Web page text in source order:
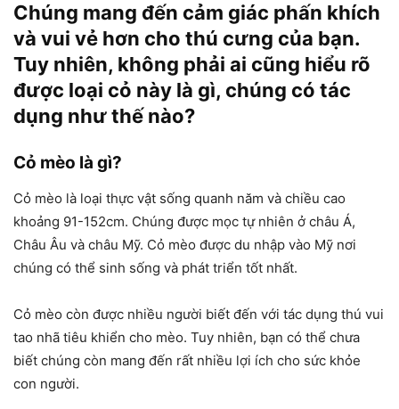
Chúng mang đến cảm giác phấn khích
và vui vẻ hơn cho thú cưng của bạn.
Tuy nhiên, không phải ai cũng hiểu rõ
được loại cỏ này là gì, chúng có tác
dụng như thế nào?
Cỏ mèo là gì?
Cỏ mèo là loại thực vật sống quanh năm và chiều cao
khoảng 91-152cm. Chúng được mọc tự nhiên ở châu Á,
Châu Âu và châu Mỹ. Cỏ mèo được du nhập vào Mỹ nơi
chúng có thể sinh sống và phát triển tốt nhất.
Cỏ mèo còn được nhiều người biết đến với tác dụng thú vui
tao nhã tiêu khiển cho mèo. Tuy nhiên, bạn có thể chưa
biết chúng còn mang đến rất nhiều lợi ích cho sức khỏe
con người.